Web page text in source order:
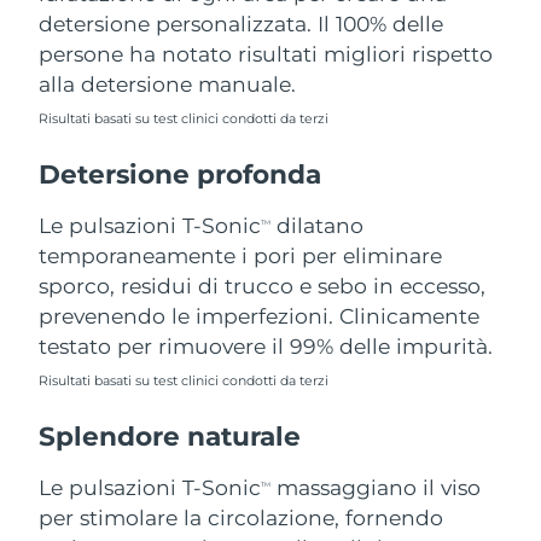
detersione personalizzata. Il 100% delle
persone ha notato risultati migliori rispetto
alla detersione manuale.
Risultati basati su test clinici condotti da terzi
Detersione profonda
Le pulsazioni T-SonicTM
dilatano
temporaneamente i pori per eliminare
sporco, residui di trucco e sebo in eccesso,
prevenendo le imperfezioni. Clinicamente
testato per rimuovere il 99% delle impurità.
Risultati basati su test clinici condotti da terzi
Splendore naturale
Le pulsazioni T-SonicTM
massaggiano il viso
per stimolare la circolazione, fornendo
Filippine Consegna stimata
Polonia
Qatar Consegna stimata
Riunione Consegna stimata 8/14/26
Romania Consegna stimata
Russia
Arabia Saudita Consegna stimata 8/10/26
Singapore Consegna stimata